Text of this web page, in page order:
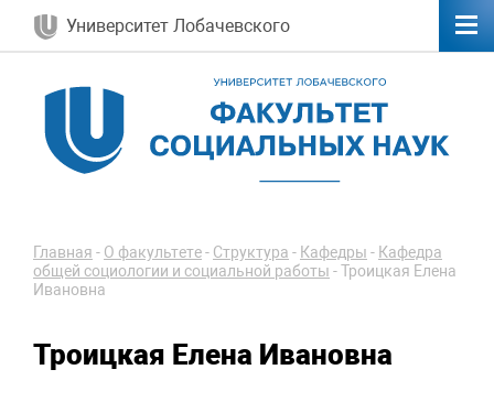
Университет Лобачевского
Главная - О факультете- Структура - Кафедры - Кафедра
общей социологии и социальной работы -Троицкая Елена
Ивановна
Троицкая Елена Ивановна